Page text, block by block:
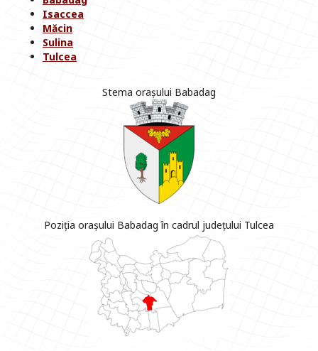
Isaccea
Măcin
Sulina
Tulcea
Stema orașului Babadag
Poziția orașului Babadag în cadrul județului Tulcea